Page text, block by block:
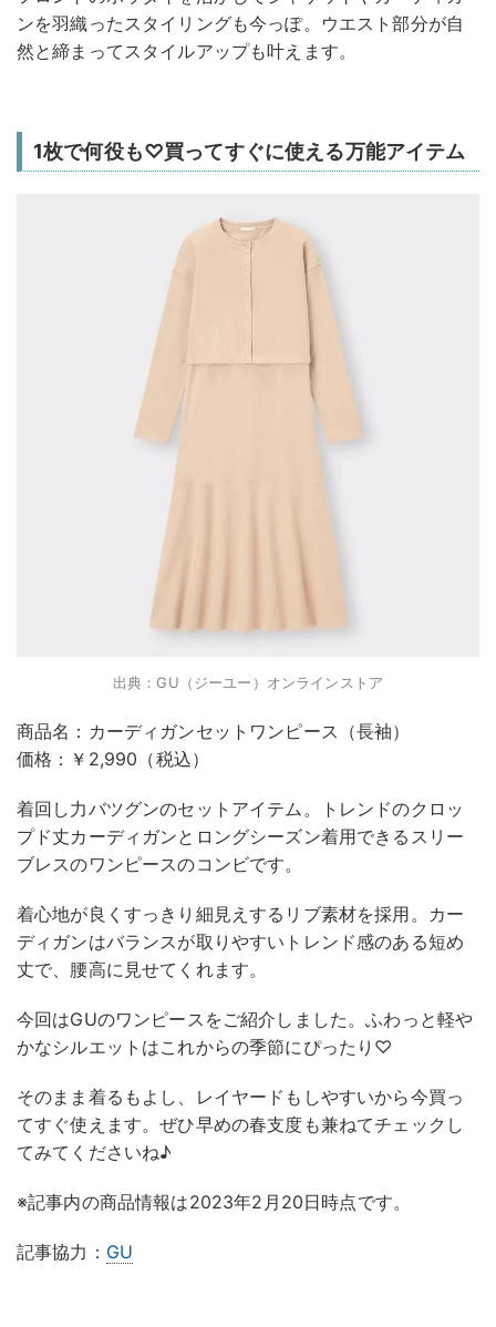
ンを羽織ったスタイリングも今っぽ。ウエスト部分が自
然と締まってスタイルアップも叶えます。
1枚で何役も♡買ってすぐに使える万能アイテム
出典：GU（ジーユー）オンラインストア
商品名：カーディガンセットワンピース（長袖）
価格：￥2,990（税込）
着回し力バツグンのセットアイテム。トレンドのクロッ
プド丈カーディガンとロングシーズン着用できるスリー
ブレスのワンピースのコンビです。
着心地が良くすっきり細見えするリブ素材を採用。カー
ディガンはバランスが取りやすいトレンド感のある短め
丈で、腰高に見せてくれます。
今回はGUのワンピースをご紹介しました。ふわっと軽や
かなシルエットはこれからの季節にぴったり♡
そのまま着るもよし、レイヤードもしやすいから今買っ
てすぐ使えます。ぜひ早めの春支度も兼ねてチェックし
てみてくださいね♪
※記事内の商品情報は2023年2月20日時点です。
記事協力： GU